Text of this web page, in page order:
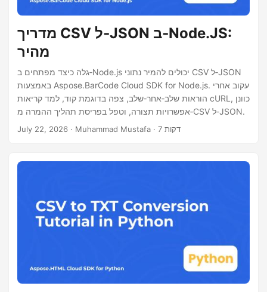
מדריך CSV ל‑JSON ב‑Node.JS:
מהיר
גלה כיצד מפתחים ב‑Node.js יכולים להמיר נתוני CSV ל‑JSON
באמצעות Aspose.BarCode Cloud SDK for Node.js. עקוב אחרי
הוראות שלב‑אחר‑שלב, צפה בדוגמת קוד, למד קריאות cURL, כוונן
אפשרויות תצורה, וטפל בפריסת תהליך ההמרה מ‑CSV ל‑JSON.
July 22, 2026 · Muhammad Mustafa · 7 דקות